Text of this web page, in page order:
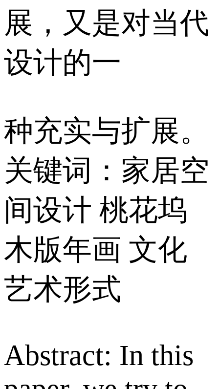
展，又是对当代
设计的一
种充实与扩展。
关键词：家居空
间设计 桃花坞
木版年画 文化
艺术形式
Abstract: In this